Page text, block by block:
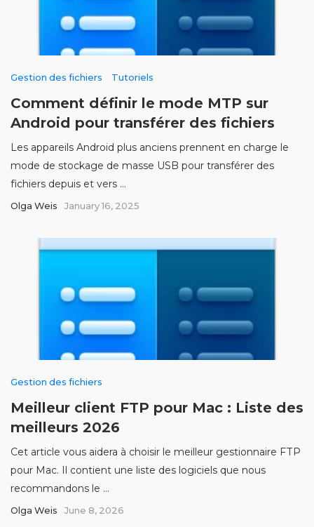
Gestion des fichiers Tutoriels
Comment définir le mode MTP sur
Android pour transférer des fichiers
Les appareils Android plus anciens prennent en charge le
mode de stockage de masse USB pour transférer des
fichiers depuis et vers ...
Olga Weis January 16, 2025
Gestion des fichiers
Meilleur client FTP pour Mac : Liste des
meilleurs 2026
Cet article vous aidera à choisir le meilleur gestionnaire FTP
pour Mac. Il contient une liste des logiciels que nous
recommandons le ...
Olga Weis June 8, 2026